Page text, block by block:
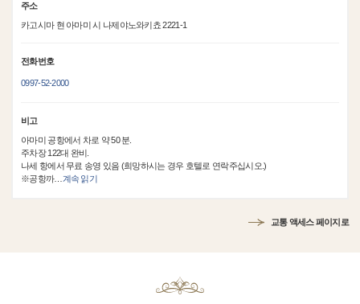
주소
카고시마 현 아마미 시 나제야노와키쵸 2221-1
전화번호
0997-52-2000
비고
아마미 공항에서 차로 약 50 분.
주차장 122대 완비.
나세 항에서 무료 송영 있음 (희망하시는 경우 호텔로 연락주십시오.)
※공항까… 계속 읽기
교통 액세스 페이지로